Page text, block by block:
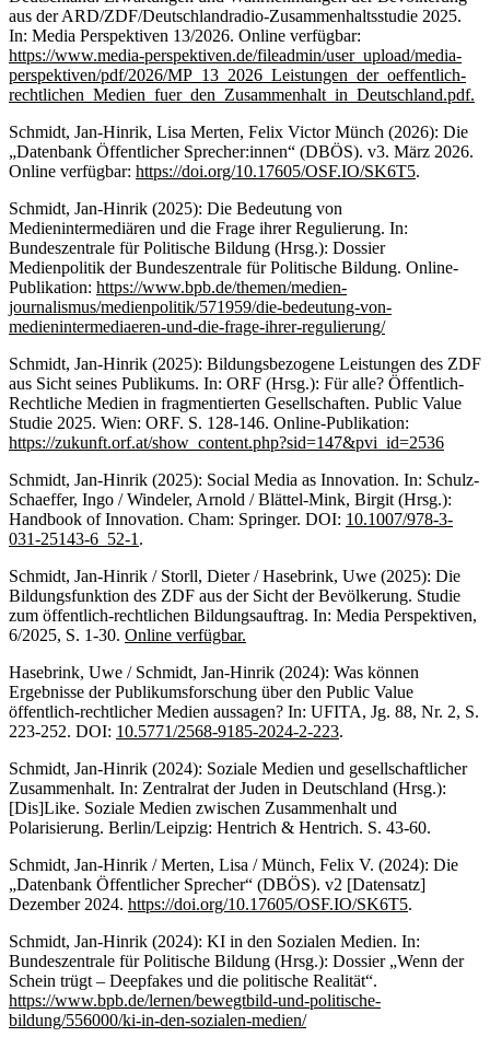
aus der ARD/ZDF/Deutschlandradio-Zusammenhaltsstudie 2025.
In: Media Perspektiven 13/2026. Online verfügbar:
https://www.media-perspektiven.de/fileadmin/user_upload/media-
perspektiven/pdf/2026/MP_13_2026_Leistungen_der_oeffentlich-
rechtlichen_Medien_fuer_den_Zusammenhalt_in_Deutschland.pdf.
Schmidt, Jan-Hinrik, Lisa Merten, Felix Victor Münch (2026): Die
„Datenbank Öffentlicher Sprecher:innen“ (DBÖS). v3. März 2026.
Online verfügbar: https://doi.org/10.17605/OSF.IO/SK6T5.
Schmidt, Jan-Hinrik (2025): Die Bedeutung von
Medienintermediären und die Frage ihrer Regulierung. In:
Bundeszentrale für Politische Bildung (Hrsg.): Dossier
Medienpolitik der Bundeszentrale für Politische Bildung. Online-
Publikation: https://www.bpb.de/themen/medien-
journalismus/medienpolitik/571959/die-bedeutung-von-
medienintermediaeren-und-die-frage-ihrer-regulierung/
Schmidt, Jan-Hinrik (2025): Bildungsbezogene Leistungen des ZDF
aus Sicht seines Publikums. In: ORF (Hrsg.): Für alle? Öffentlich-
Rechtliche Medien in fragmentierten Gesellschaften. Public Value
Studie 2025. Wien: ORF. S. 128-146. Online-Publikation:
https://zukunft.orf.at/show_content.php?sid=147&pvi_id=2536
Schmidt, Jan-Hinrik (2025): Social Media as Innovation. In: Schulz-
Schaeffer, Ingo / Windeler, Arnold / Blättel-Mink, Birgit (Hrsg.):
Handbook of Innovation. Cham: Springer. DOI: 10.1007/978-3-
031-25143-6_52-1 .
Schmidt, Jan-Hinrik / Storll, Dieter / Hasebrink, Uwe (2025): Die
Bildungsfunktion des ZDF aus der Sicht der Bevölkerung. Studie
zum öffentlich-rechtlichen Bildungsauftrag. In: Media Perspektiven,
6/2025, S. 1-30. Online verfügbar.
Hasebrink, Uwe / Schmidt, Jan-Hinrik (2024): Was können
Ergebnisse der Publikumsforschung über den Public Value
öffentlich-rechtlicher Medien aussagen? In: UFITA, Jg. 88, Nr. 2, S.
223-252. DOI: 10.5771/2568-9185-2024-2-223.
Schmidt, Jan-Hinrik (2024): Soziale Medien und gesellschaftlicher
Zusammenhalt. In: Zentralrat der Juden in Deutschland (Hrsg.):
[Dis]Like. Soziale Medien zwischen Zusammenhalt und
Polarisierung. Berlin/Leipzig: Hentrich & Hentrich. S. 43-60.
Schmidt, Jan-Hinrik / Merten, Lisa / Münch, Felix V. (2024): Die
„Datenbank Öffentlicher Sprecher“ (DBÖS). v2 [Datensatz]
Dezember 2024. https://doi.org/10.17605/OSF.IO/SK6T5.
Schmidt, Jan-Hinrik (2024): KI in den Sozialen Medien. In:
Bundeszentrale für Politische Bildung (Hrsg.): Dossier „Wenn der
Schein trügt – Deepfakes und die politische Realität“.
https://www.bpb.de/lernen/bewegtbild-und-politische-
bildung/556000/ki-in-den-sozialen-medien/